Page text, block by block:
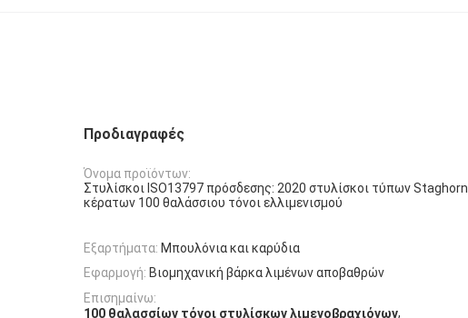
Προδιαγραφές
Όνομα προϊόντων:
Στυλίσκοι ISO13797 πρόσδεσης: 2020 στυλίσκοι τύπων Staghorn
κέρατων 100 θαλάσσιου τόνοι ελλιμενισμού
Εξαρτήματα: Μπουλόνια και καρύδια
Εφαρμογή: Βιομηχανική βάρκα λιμένων αποβαθρών
Επισημαίνω:
100 θαλασσίων τόνοι στυλίσκων λιμενοβραχιόνων,